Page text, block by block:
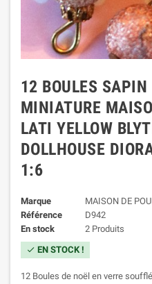
12 BOULES SAPIN
MINIATURE
LATI YELLOW
DOLLHOUSE
1:6
Marque
MAISON DE
Référence
D942
En stock
2 Produits
check EN STOCK !
12 Boules de noël en verre